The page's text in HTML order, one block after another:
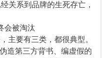
关系到品牌的生死存亡，
会被淘汰
主要有三类，都很典型。
造第三方背书、编虚假的